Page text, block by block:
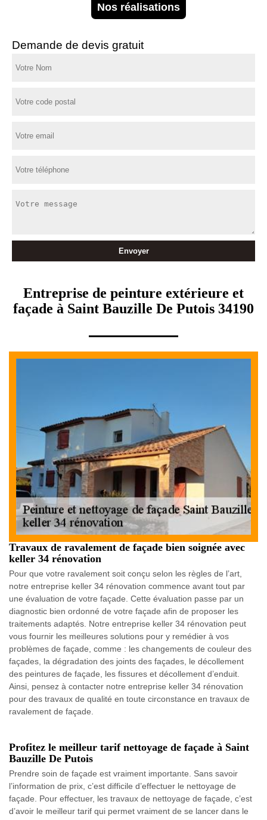
Nos réalisations
Demande de devis gratuit
Entreprise de peinture extérieure et
façade à Saint Bauzille De Putois 34190
Travaux de ravalement de façade bien soignée avec
keller 34 rénovation
Pour que votre ravalement soit conçu selon les règles de l’art,
notre entreprise keller 34 rénovation commence avant tout par
une évaluation de votre façade. Cette évaluation passe par un
diagnostic bien ordonné de votre façade afin de proposer les
traitements adaptés. Notre entreprise keller 34 rénovation peut
vous fournir les meilleures solutions pour y remédier à vos
problèmes de façade, comme : les changements de couleur des
façades, la dégradation des joints des façades, le décollement
des peintures de façade, les fissures et décollement d’enduit.
Ainsi, pensez à contacter notre entreprise keller 34 rénovation
pour des travaux de qualité en toute circonstance en travaux de
ravalement de façade.
Profitez le meilleur tarif nettoyage de façade à Saint
Bauzille De Putois
Prendre soin de façade est vraiment importante. Sans savoir
l’information de prix, c’est difficile d’effectuer le nettoyage de
façade. Pour effectuer, les travaux de nettoyage de façade, c’est
d’avoir le meilleur tarif qui permet vraiment de se lancer dans le